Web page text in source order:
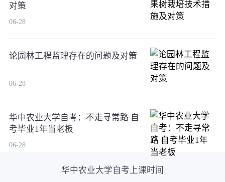
对策
06-28
论园林工程监理存在的问题及对策
06-28
华中农业大学自考：不走寻常路 自
考毕业1年当老板
06-28
华中农业大学自考上课时间